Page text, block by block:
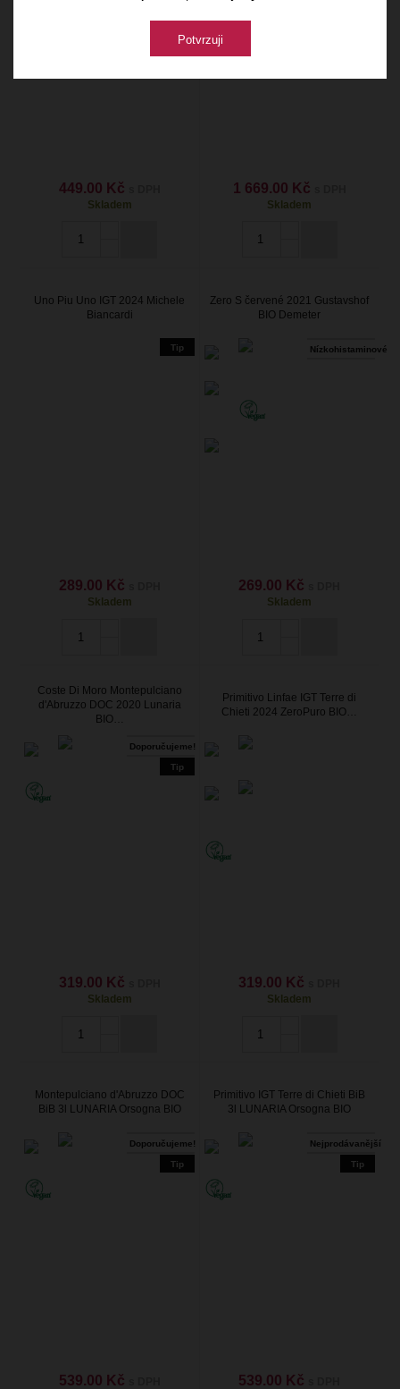
449.00 Kč
Skladem
1 669.00 Kč
Skladem
Uno Piu Uno IGT 2024 Michele
Biancardi
Tip
289.00 Kč
Skladem
Zero S červené 2021 Gustavshof
BIO Demeter
Nízkohistaminové
269.00 Kč
Skladem
Coste Di Moro Montepulciano
d'Abruzzo DOC 2020 Lunaria
BIO…
Doporučujeme!
Tip
319.00 Kč
Skladem
Primitivo Linfae IGT Terre di
Chieti 2024 ZeroPuro BIO…
319.00 Kč
Skladem
Montepulciano d'Abruzzo DOC
BiB 3l LUNARIA Orsogna BIO
Doporučujeme!
Tip
539.00 Kč
Primitivo IGT Terre di Chieti BiB
3l LUNARIA Orsogna BIO
Nejprodávanější
Tip
539.00 Kč
Potvrzuji